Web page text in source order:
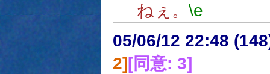
ねぇ。 \e
05/06/12 22:48
2][同意: 3]